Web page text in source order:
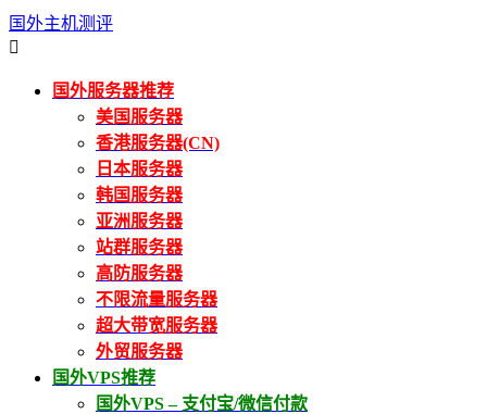
国外主机测评

国外服务器推荐
美国服务器
香港服务器(CN)
日本服务器
韩国服务器
亚洲服务器
站群服务器
高防服务器
不限流量服务器
超大带宽服务器
外贸服务器
国外VPS推荐
国外VPS – 支付宝/微信付款